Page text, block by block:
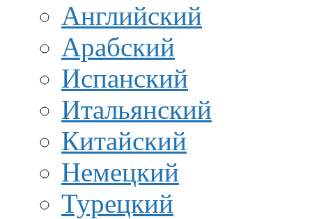
Английский
Арабский
Испанский
Итальянский
Китайский
Немецкий
Турецкий